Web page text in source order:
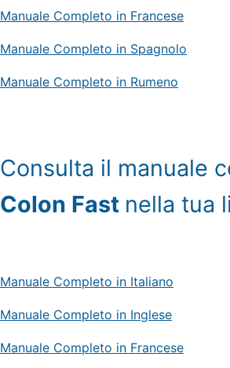
Manuale Completo in Francese
Manuale Completo in Spagnolo
Manuale Completo in Rumeno
Consulta il manuale
Colon Fast nella tua
Manuale Completo in Italiano
Manuale Completo in Inglese
Manuale Completo in Francese